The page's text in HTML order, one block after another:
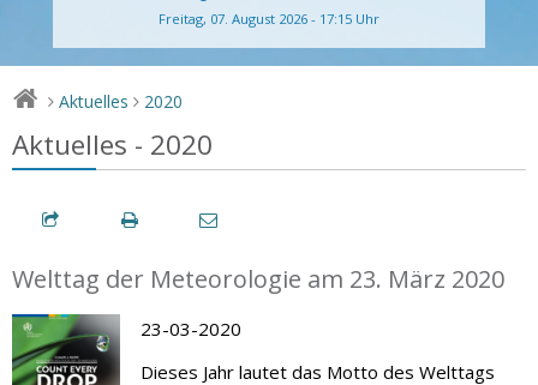
Freitag, 07. August 2026 - 17:15 Uhr
> Aktuelles > 2020
Aktuelles - 2020
Welttag der Meteorologie am 23. März 2020
23-03-2020
Dieses Jahr lautet das Motto des Welttags